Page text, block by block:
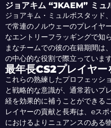
ジョアキム “JKAEM” ミュ
ジョアキム・ミュルボスタッド
で常連のノルウェーのプレイヤ
なエントリーフラッギングで知
まなチームでの彼の在籍期間は
の中心的な役割で際立っています
最年長CS2プレイヤー
これらの熟練したプロフェッシ
と戦略的な意識が、通常若いプ
経を効果的に補うことができる
レイヤーの貢献と長寿は、eス
におけるよりニュアンスのある